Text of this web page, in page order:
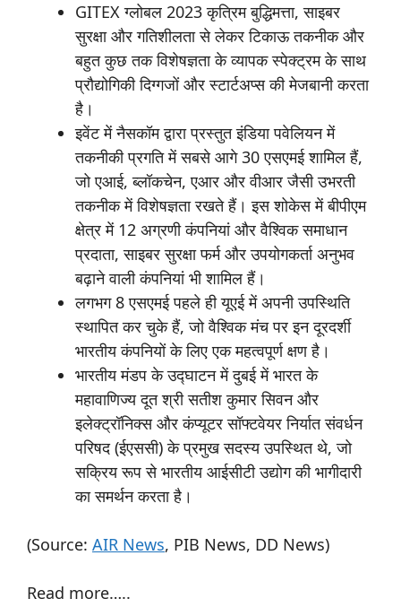
GITEX ग्लोबल 2023 कृत्रिम बुद्धिमत्ता, साइबर
सुरक्षा और गतिशीलता से लेकर टिकाऊ तकनीक और
बहुत कुछ तक विशेषज्ञता के व्यापक स्पेक्ट्रम के साथ
प्रौद्योगिकी दिग्गजों और स्टार्टअप्स की मेजबानी करता
है।
इवेंट में नैसकॉम द्वारा प्रस्तुत इंडिया पवेलियन में
तकनीकी प्रगति में सबसे आगे 30 एसएमई शामिल हैं,
जो एआई, ब्लॉकचेन, एआर और वीआर जैसी उभरती
तकनीक में विशेषज्ञता रखते हैं। इस शोकेस में बीपीएम
क्षेत्र में 12 अग्रणी कंपनियां और वैश्विक समाधान
प्रदाता, साइबर सुरक्षा फर्म और उपयोगकर्ता अनुभव
बढ़ाने वाली कंपनियां भी शामिल हैं।
लगभग 8 एसएमई पहले ही यूएई में अपनी उपस्थिति
स्थापित कर चुके हैं, जो वैश्विक मंच पर इन दूरदर्शी
भारतीय कंपनियों के लिए एक महत्वपूर्ण क्षण है।
भारतीय मंडप के उद्घाटन में दुबई में भारत के
महावाणिज्य दूत श्री सतीश कुमार सिवन और
इलेक्ट्रॉनिक्स और कंप्यूटर सॉफ्टवेयर निर्यात संवर्धन
परिषद (ईएससी) के प्रमुख सदस्य उपस्थित थे, जो
सक्रिय रूप से भारतीय आईसीटी उद्योग की भागीदारी
का समर्थन करता है।
(Source: AIR News, PIB News, DD News)
Read more…..